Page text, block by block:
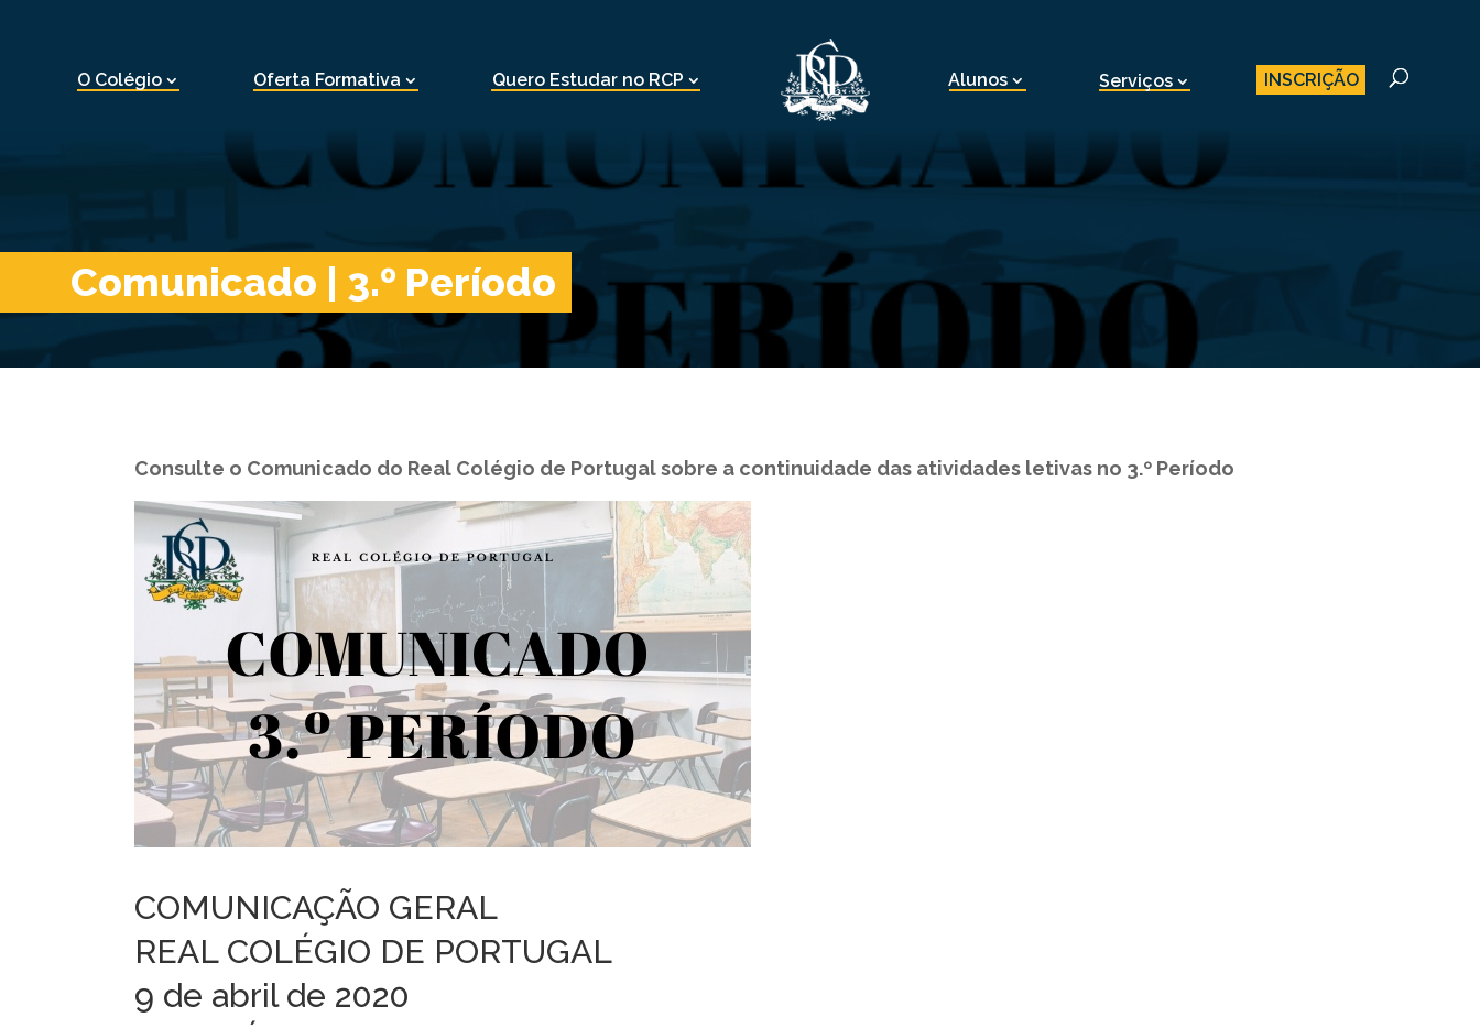
O Colégio Oferta Formativa Quero Estudar no RCP Alunos Serviços INSCRIÇÃO
Comunicado | 3.º Período
Consulte o Comunicado do Real Colégio de Portugal sobre a continuidade das atividades letivas no 3.º Período
COMUNICAÇÃO GERAL
REAL COLÉGIO DE PORTUGAL
9 de abril de 2020